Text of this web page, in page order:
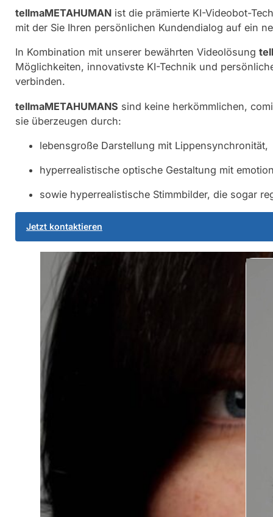
tellmaMETAHUMAN ist die prämierte KI-Videobot-
mit der Sie Ihren persönlichen Kundendialog auf ein
In Kombination mit unserer bewährten Videolösung
Möglichkeiten, innovativste KI-Technik und
verbinden.
tellmaMETAHUMANS sind keine herkömmlichen,
sie überzeugen durch:
lebensgroße Darstellung mit Lippensynchronität,
hyperrealistische optische Gestaltung mit
sowie hyperrealistische Stimmbilder, die sogar
Jetzt kontaktieren